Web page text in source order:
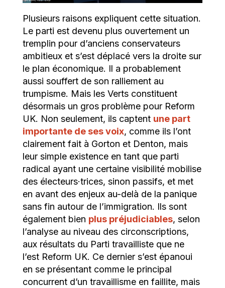
Plusieurs raisons expliquent cette situation.
Le parti est devenu plus ouvertement un
tremplin pour d’anciens conservateurs
ambitieux et s’est déplacé vers la droite sur
le plan économique. Il a probablement
aussi souffert de son ralliement au
trumpisme. Mais les Verts constituent
désormais un gros problème pour Reform
UK. Non seulement, ils captent une part
importante de ses voix, comme ils l’ont
clairement fait à Gorton et Denton, mais
leur simple existence en tant que parti
radical ayant une certaine visibilité mobilise
des électeurs·trices, sinon passifs, et met
en avant des enjeux au-delà de la panique
sans fin autour de l’immigration. Ils sont
également bien plus préjudiciables, selon
l’analyse au niveau des circonscriptions,
aux résultats du Parti travailliste que ne
l’est Reform UK. Ce dernier s’est épanoui
en se présentant comme le principal
concurrent d’un travaillisme en faillite, mais